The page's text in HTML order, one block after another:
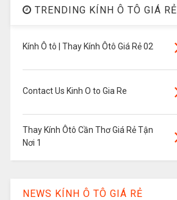
TRENDING KÍNH Ô TÔ GIÁ RẺ
Kính Ô tô | Thay Kính Ôtô Giá Rẻ 02
Contact Us Kinh O to Gia Re
Thay Kính Ôtô Cần Thơ Giá Rẻ Tận
Nơi 1
NEWS KÍNH Ô TÔ GIÁ RẺ